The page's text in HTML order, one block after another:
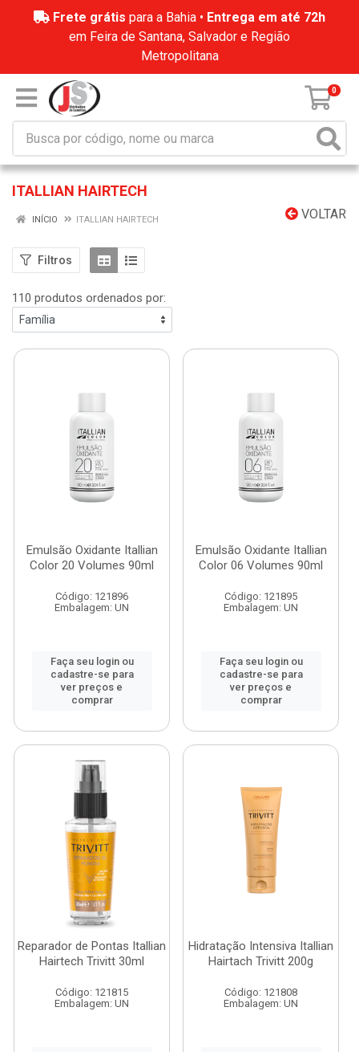
Frete grátis para a Bahia • Entrega em até 72h
em Feira de Santana, Salvador e Região
Metropolitana
0
ITALLIAN HAIRTECH
VOLTAR
INÍCIO ITALLIAN HAIRTECH
Filtros
110 produtos ordenados por:
Emulsão Oxidante Itallian
Color 20 Volumes 90ml
Código: 121896
Embalagem: UN
Faça seu login ou
cadastre-se para
ver preços e
comprar
Emulsão Oxidante Itallian
Color 06 Volumes 90ml
Código: 121895
Embalagem: UN
Faça seu login ou
cadastre-se para
ver preços e
comprar
Reparador de Pontas Itallian
Hairtech Trivitt 30ml
Código: 121815
Embalagem: UN
Hidratação Intensiva Itallian
Hairtach Trivitt 200g
Código: 121808
Embalagem: UN